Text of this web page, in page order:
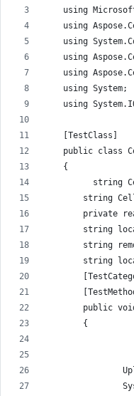
using
using
using
using
using
    using System;
using
    [TestClass]
public class
    {
string
string
private
string
string
string
public
        {